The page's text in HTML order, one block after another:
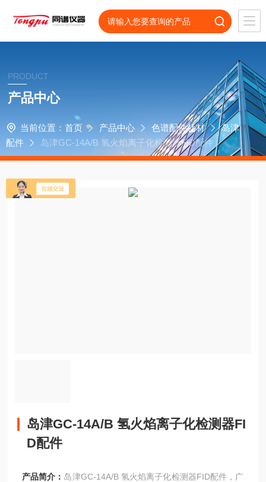
PRODUCT
产品中心
当前位置： 首页 产品中心 色谱配件耗材
岛津
配件
岛津GC-14A/B 氢火焰离子化检测器FID配件
岛津GC-14A/B 氢火焰离子化检测器FI
D配件
产品简介： 岛津GC-14A/B 氢火焰离子化检测器FID配件，广